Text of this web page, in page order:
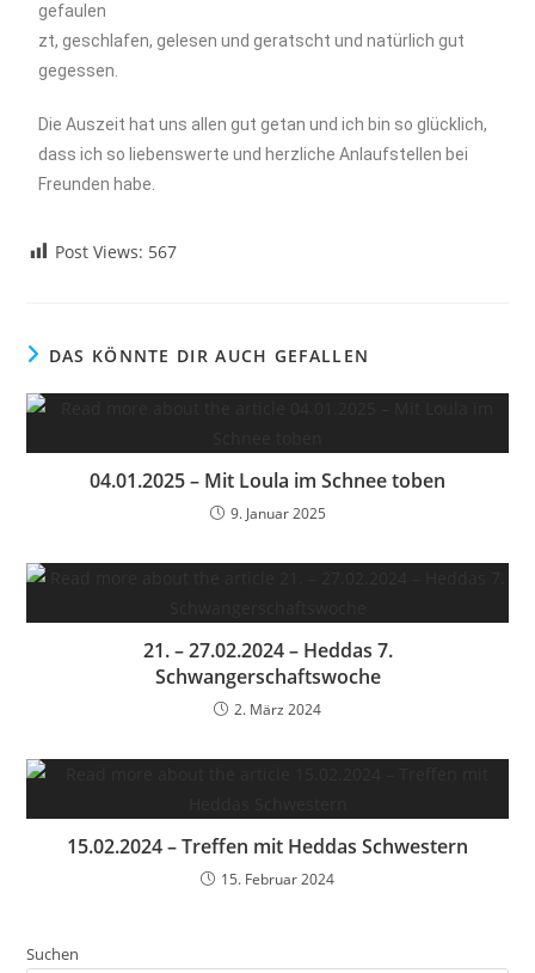
gefaulen
zt, geschlafen, gelesen und geratscht und natürlich gut
gegessen.
Die Auszeit hat uns allen gut getan und ich bin so glücklich,
dass ich so liebenswerte und herzliche Anlaufstellen bei
Freunden habe.
Post Views: 567
DAS KÖNNTE DIR AUCH GEFALLEN
04.01.2025 – Mit Loula im Schnee toben
9. Januar 2025
21. – 27.02.2024 – Heddas 7.
Schwangerschaftswoche
2. März 2024
15.02.2024 – Treffen mit Heddas Schwestern
15. Februar 2024
Suchen